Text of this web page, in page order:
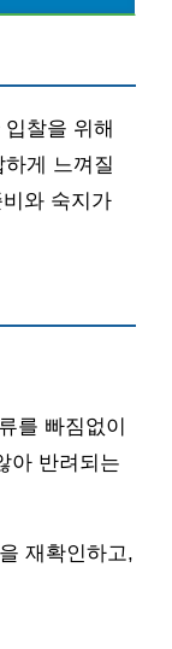
찰을 위해
게 느껴질
와 숙지가
를 빠짐없이
아 반려되는
재확인하고,